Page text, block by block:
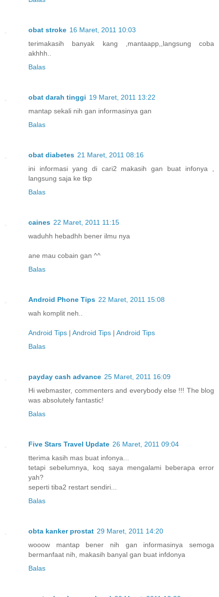
obat stroke 16 Maret, 2011 10:03
terimakasih banyak kang ,mantaapp,,langsung coba
akhhh..
Balas
obat darah tinggi 19 Maret, 2011 13:22
mantap sekali nih gan informasinya gan
Balas
obat diabetes 21 Maret, 2011 08:16
ini informasi yang di cari2 makasih gan buat infonya ,
langsung saja ke tkp
Balas
caines 22 Maret, 2011 11:15
waduhh hebadhh bener ilmu nya
ane mau cobain gan ^^
Balas
Android Phone Tips 22 Maret, 2011 15:08
wah komplit neh..
Android Tips | Android Tips | Android Tips
Balas
payday cash advance 25 Maret, 2011 16:09
Hi webmaster, commenters and everybody else !!! The blog
was absolutely fantastic!
Balas
Five Stars Travel Update 26 Maret, 2011 09:04
tterima kasih mas buat infonya...
tetapi sebelumnya, koq saya mengalami beberapa error
yah?
seperti tiba2 restart sendiri...
Balas
obta kanker prostat 29 Maret, 2011 14:20
wooow mantap bener nih gan informasinya semoga
bermanfaat nih, makasih banyal gan buat infdonya
Balas